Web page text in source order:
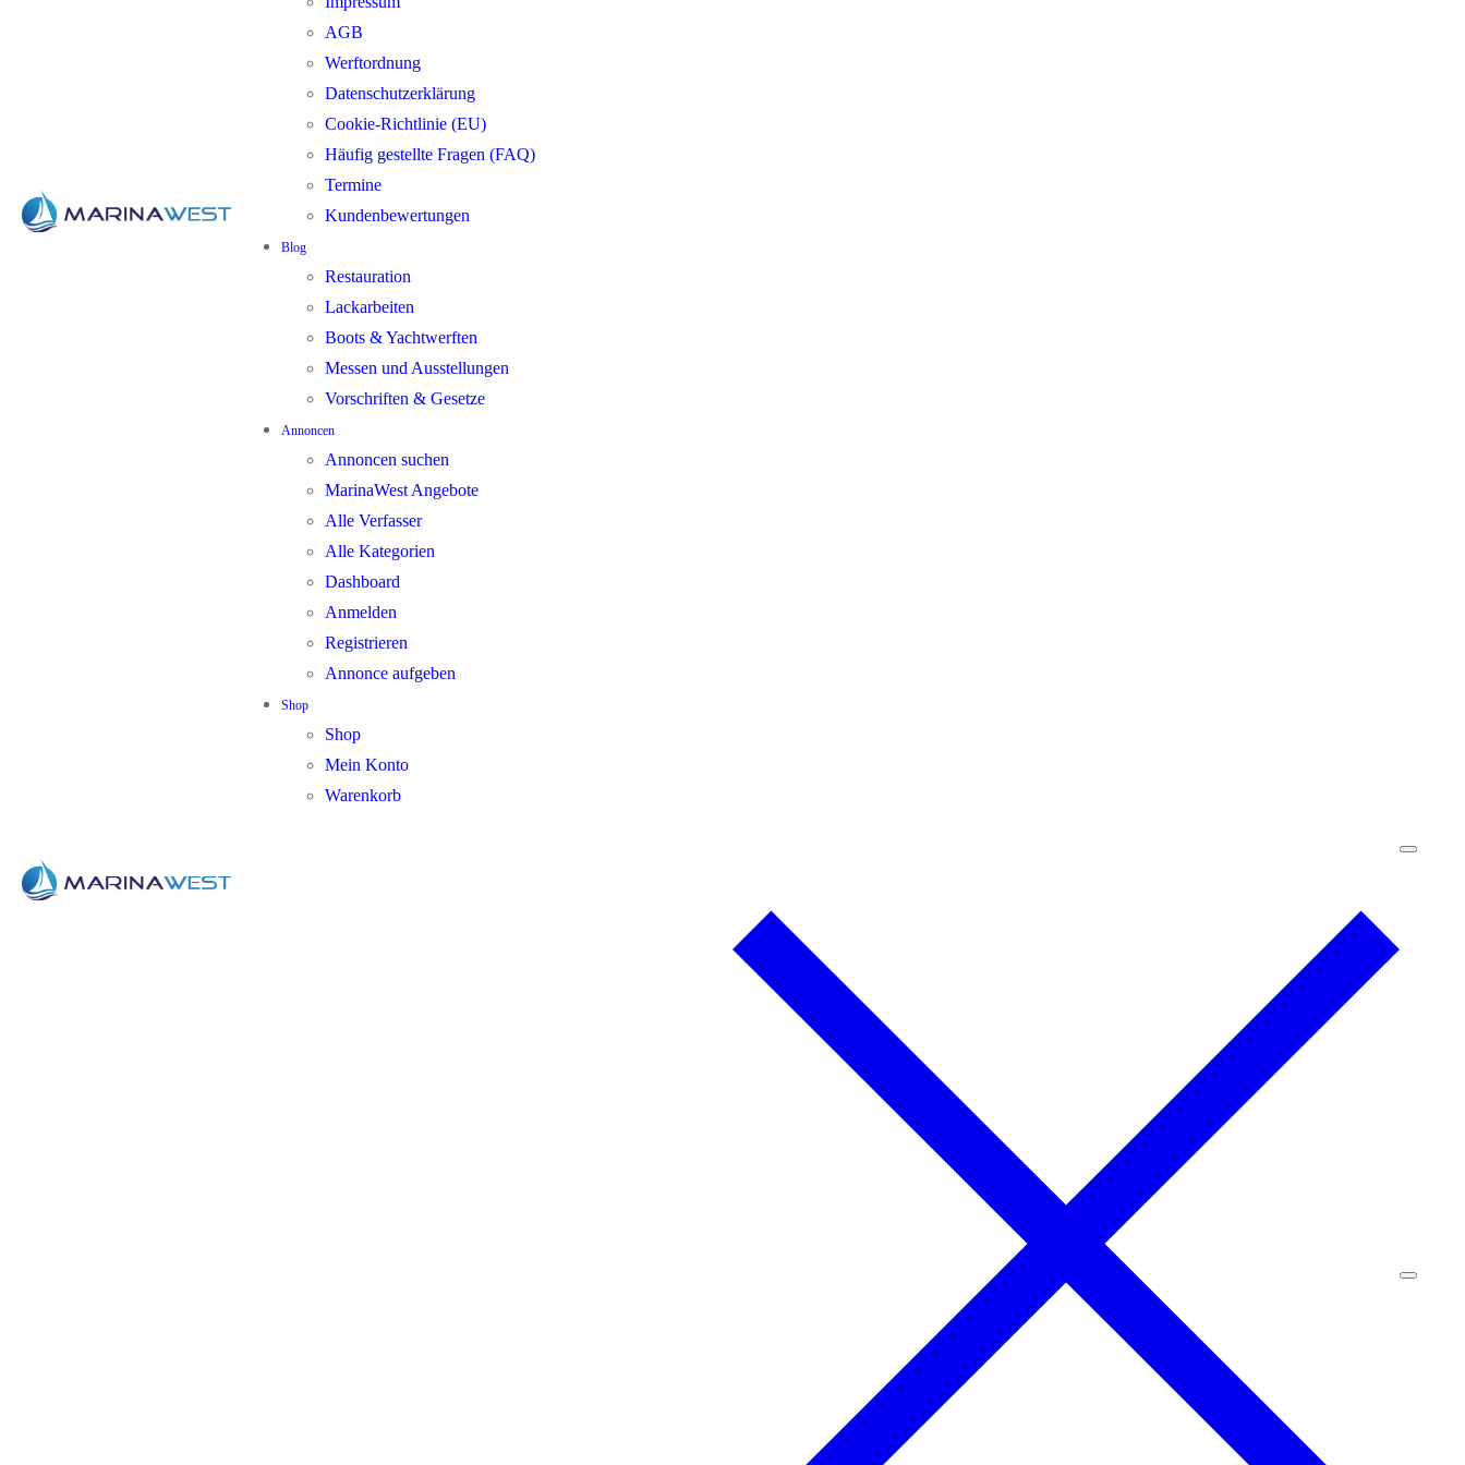
AGB
Werftordnung
Datenschutzerklärung
Cookie-Richtlinie (EU)
Häufig gestellte Fragen (FAQ)
Termine
Kundenbewertungen
Blog
Restauration
Lackarbeiten
Boots & Yachtwerften
Messen und Ausstellungen
Vorschriften & Gesetze
Annoncen
Annoncen suchen
MarinaWest Angebote
Alle Verfasser
Alle Kategorien
Dashboard
Anmelden
Registrieren
Annonce aufgeben
Shop
Shop
Mein Konto
Warenkorb